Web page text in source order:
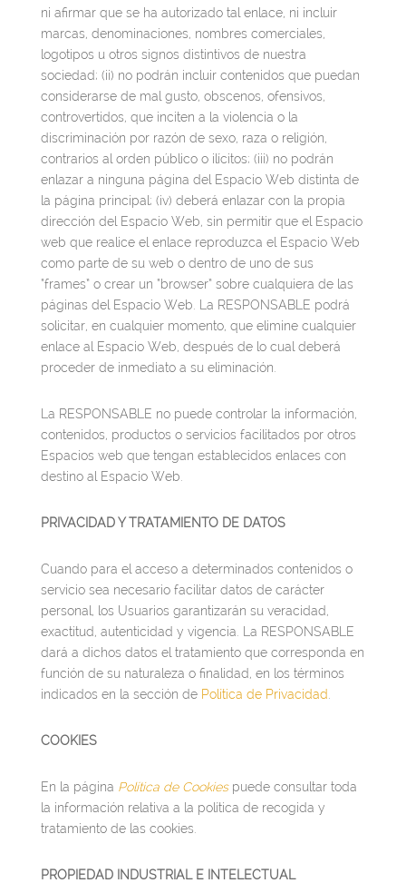
ni afirmar que se ha autorizado tal enlace, ni incluir
marcas, denominaciones, nombres comerciales,
logotipos u otros signos distintivos de nuestra
sociedad; (ii) no podrán incluir contenidos que puedan
considerarse de mal gusto, obscenos, ofensivos,
controvertidos, que inciten a la violencia o la
discriminación por razón de sexo, raza o religión,
contrarios al orden público o ilícitos; (iii) no podrán
enlazar a ninguna página del Espacio Web distinta de
la página principal; (iv) deberá enlazar con la propia
dirección del Espacio Web, sin permitir que el Espacio
web que realice el enlace reproduzca el Espacio Web
como parte de su web o dentro de uno de sus
“frames” o crear un “browser” sobre cualquiera de las
páginas del Espacio Web. La RESPONSABLE podrá
solicitar, en cualquier momento, que elimine cualquier
enlace al Espacio Web, después de lo cual deberá
proceder de inmediato a su eliminación.
La RESPONSABLE no puede controlar la información,
contenidos, productos o servicios facilitados por otros
Espacios web que tengan establecidos enlaces con
destino al Espacio Web.
PRIVACIDAD Y TRATAMIENTO DE DATOS
Cuando para el acceso a determinados contenidos o
servicio sea necesario facilitar datos de carácter
personal, los Usuarios garantizarán su veracidad,
exactitud, autenticidad y vigencia. La RESPONSABLE
dará a dichos datos el tratamiento que corresponda en
función de su naturaleza o finalidad, en los términos
indicados en la sección de Política de Privacidad
COOKIES
En la página Política de Cookiespuede consultar toda
la información relativa a la política de recogida y
tratamiento de las cookies.
PROPIEDAD INDUSTRIAL E INTELECTUAL